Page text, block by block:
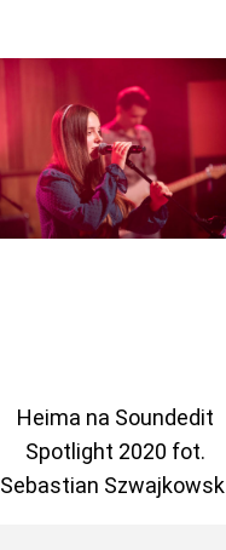
Heima na Soundedit
Spotlight 2020 fot.
Sebastian